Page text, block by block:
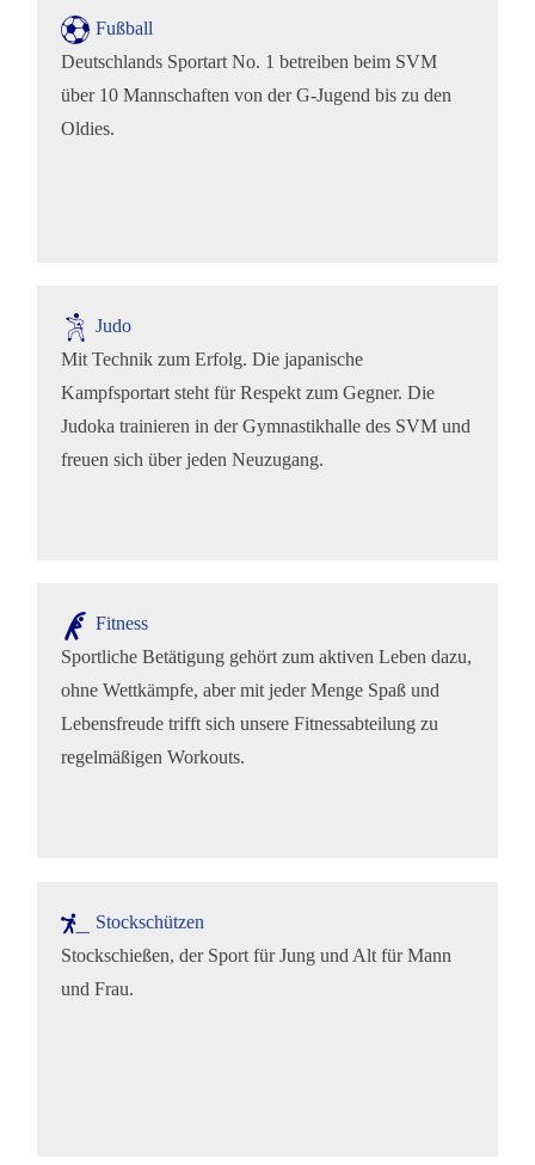
Fußball
Deutschlands Sportart No. 1 betreiben beim SVM
über 10 Mannschaften von der G-Jugend bis zu den
Oldies.
Judo
Mit Technik zum Erfolg. Die japanische
Kampfsportart steht für Respekt zum Gegner. Die
Judoka trainieren in der Gymnastikhalle des SVM und
freuen sich über jeden Neuzugang.
Fitness
Sportliche Betätigung gehört zum aktiven Leben dazu,
ohne Wettkämpfe, aber mit jeder Menge Spaß und
Lebensfreude trifft sich unsere Fitnessabteilung zu
regelmäßigen Workouts.
Stockschützen
Stockschießen, der Sport für Jung und Alt für Mann
und Frau.